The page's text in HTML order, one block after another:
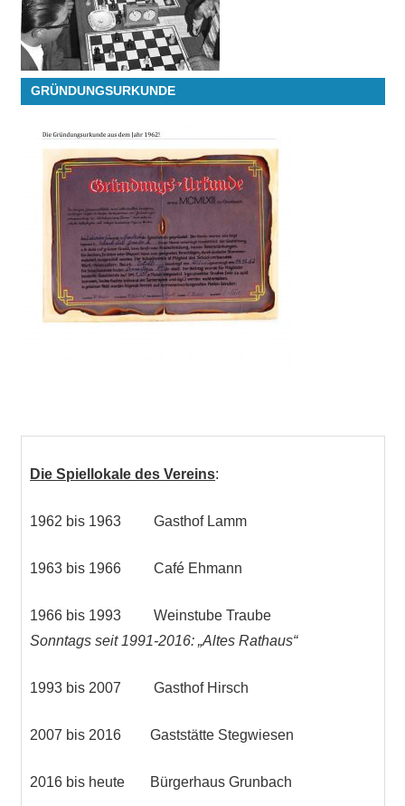
GRÜNDUNGSURKUNDE
Die Spiellokale des Vereins:
1962 bis 1963 Gasthof Lamm
1963 bis 1966 Café Ehmann
1966 bis 1993 Weinstube Traube
Sonntags seit 1991-2016: „Altes Rathaus“
1993 bis 2007 Gasthof Hirsch
2007 bis 2016 Gaststätte Stegwiesen
2016 bis heute Bürgerhaus Grunbach